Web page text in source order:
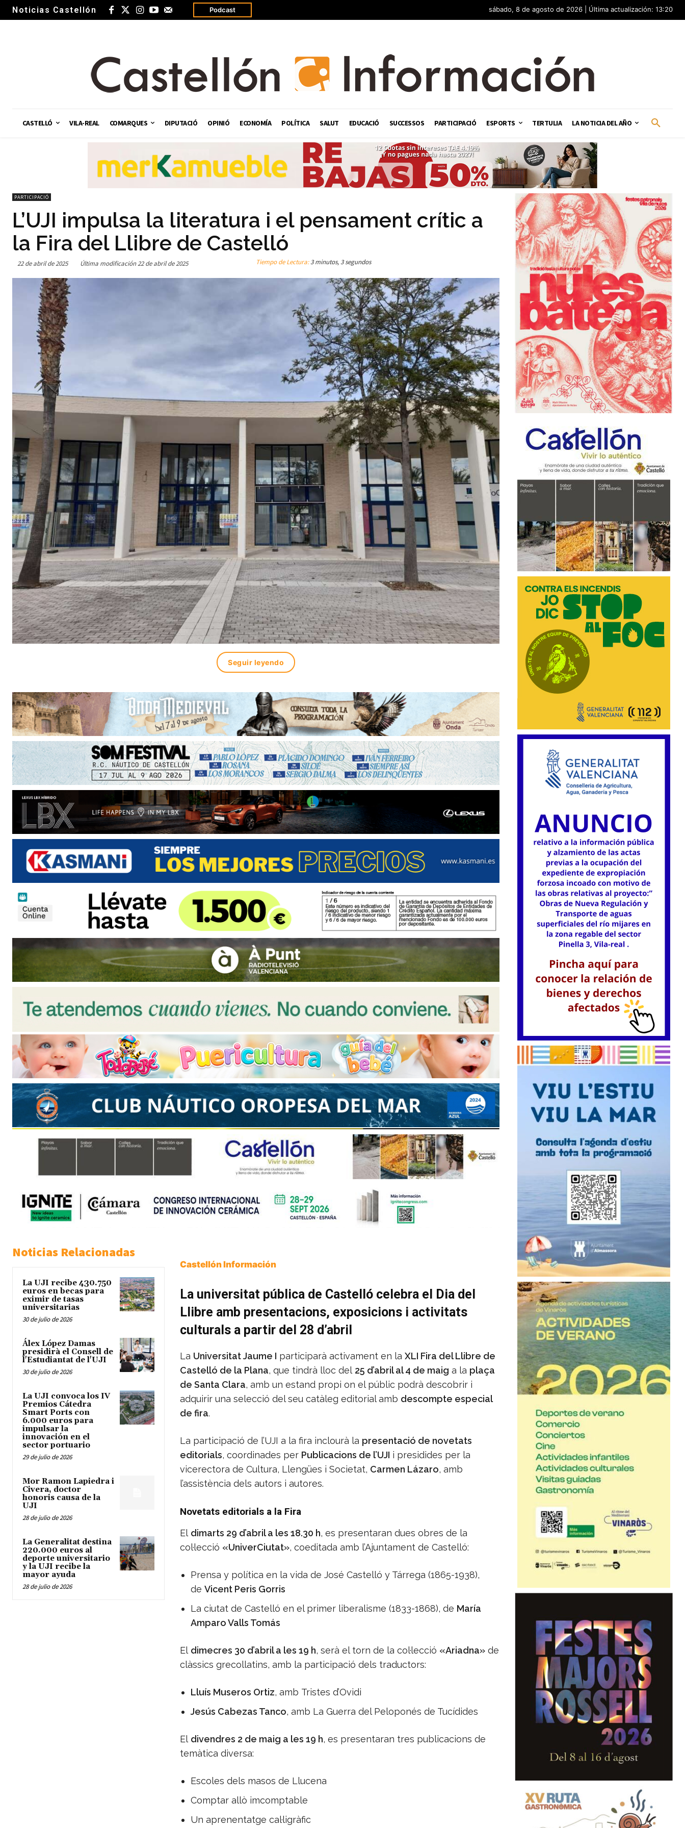
Noticias Castellón Podcast sábado, 8 de agosto de 2026 | Última actualización: 13:20
CASTELLÓ VILA-REAL COMARQUES DIPUTACIÓ OPINIÓ ECONOMÍA POLÍTICA SALUT EDUCACIÓ SUCCESSOS PARTICIPACIÓ ESPORTS TERTULIA LA NOTICIA DEL AÑO
PARTICIPACIÓ
L’UJI impulsa la literatura i el pensament crític a
la Fira del Llibre de Castelló
22 de abril de 2025 Última modificación22 de abril de 2025 Tiempo de Lectura:3 minutos, 3 segundos
Seguir leyendo
Noticias Relacionadas
La UJI recibe 430.750
euros en becas para
eximir de tasas
universitarias
30 de julio de 2026
Álex López Damas
presidirà el Consell de
l'Estudiantat de l'UJI
30 de julio de 2026
La UJI convoca los IV
Premios Cátedra
Smart Ports con
6.000 euros para
impulsar la
innovación en el
sector portuario
29 de julio de 2026
Mor Ramon Lapiedra i
Civera, doctor
honoris causa de la
UJI
28 de julio de 2026
La Generalitat destina
220.000 euros al
deporte universitario
y la UJI recibe la
mayor ayuda
28 de julio de 2026
Castellón Información
La universitat pública de Castelló celebra el Dia del
Llibre amb presentacions, exposicions i activitats
culturals a partir del 28 d’abril
La Universitat Jaume I participarà activament en la XLI Fira del Llibre de
Castelló de la Plana, que tindrà lloc del 25 d’abril al 4 de maig a la plaça
de Santa Clara, amb un estand propi on el públic podrà descobrir i
adquirir una selecció del seu catàleg editorial amb descompte especial
de fira.
La participació de l’UJI a la fira inclourà la presentació de novetats
editorials, coordinades per Publicacions de l’UJI i presidides per la
vicerectora de Cultura, Llengües i Societat, Carmen Lázaro, amb
l’assistència dels autors i autores.
Novetats editorials a la Fira
El dimarts 29 d’abril a les 18.30 h, es presentaran dues obres de la
col·lecció «UniverCiutat», coeditada amb l’Ajuntament de Castelló:
Prensa y política en la vida de José Castelló y Tárrega (1865-1938),
de Vicent Peris Gorris
La ciutat de Castelló en el primer liberalisme (1833-1868), de María
Amparo Valls Tomás
El dimecres 30 d’abril a les 19 h, serà el torn de la col·lecció «Ariadna»de
clàssics grecollatins, amb la participació dels traductors:
Lluís Museros Ortiz, amb Tristes d’Ovidi
Jesús Cabezas Tanco, amb La Guerra del Peloponés de Tucídides
El divendres 2 de maig a les 19 h, es presentaran tres publicacions de
temàtica diversa:
Escoles dels masos de Llucena
Comptar allò imcomptable
Un aprenentatge cal·ligràfic